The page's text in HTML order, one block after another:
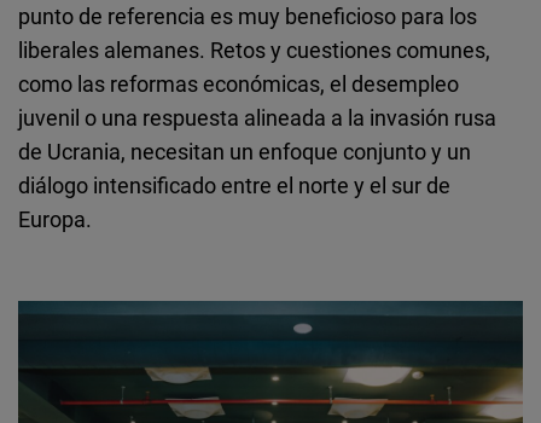
punto de referencia es muy beneficioso para los
liberales alemanes. Retos y cuestiones comunes,
como las reformas económicas, el desempleo
juvenil o una respuesta alineada a la invasión rusa
de Ucrania, necesitan un enfoque conjunto y un
diálogo intensificado entre el norte y el sur de
Europa.